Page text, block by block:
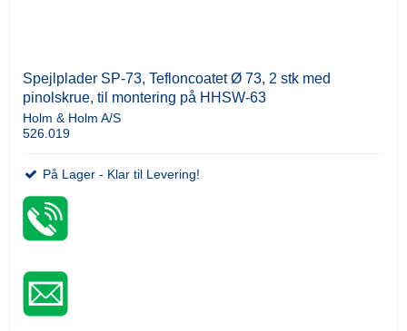
Spejlplader SP-73, Tefloncoatet Ø 73, 2 stk med
pinolskrue, til montering på HHSW-63
Holm & Holm A/S
526.019
På Lager - Klar til Levering!